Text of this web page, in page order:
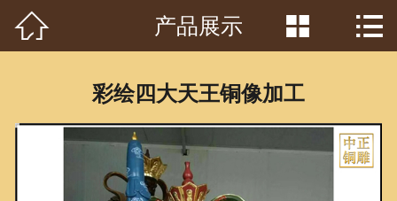
首页
 产品展示  
彩绘四大天王铜像加工